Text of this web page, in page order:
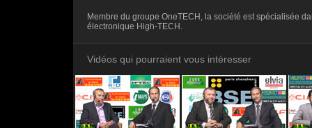
frameborder="0"></iframe>
Membre du groupe OneTECH, la société est spécialisée
électronique High-TECH.
Vidéos qui pourraient vous intéresser